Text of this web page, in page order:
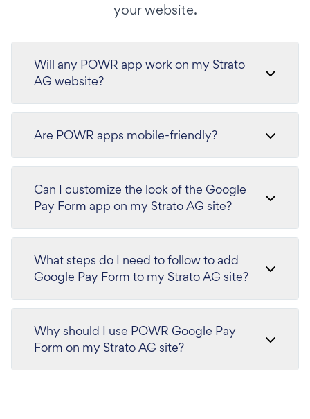
your website.
Will any POWR app work on my Strato
AG website?
Are POWR apps mobile-friendly?
Can I customize the look of the Google
Pay Form app on my Strato AG site?
What steps do I need to follow to add
Google Pay Form to my Strato AG site?
Why should I use POWR Google Pay
Form on my Strato AG site?